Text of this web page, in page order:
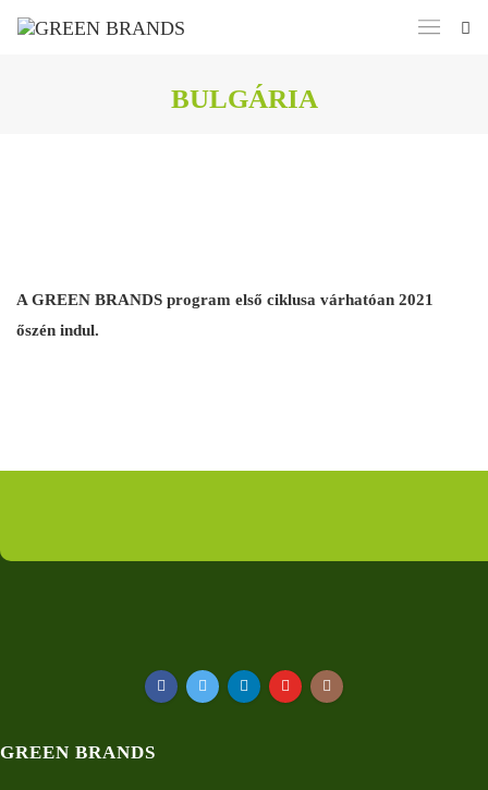
BULGÁRIA
A GREEN BRANDS program első ciklusa várhatóan 2021
őszén indul.
GREEN BRANDS